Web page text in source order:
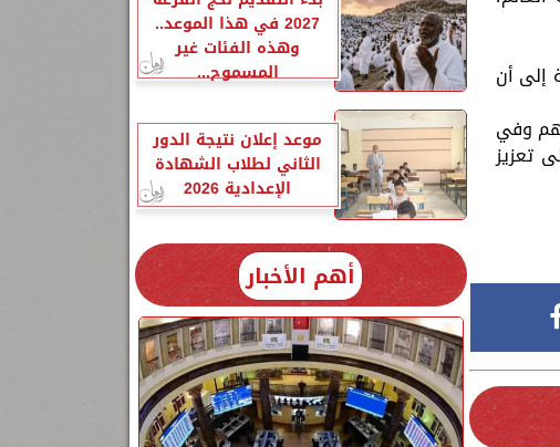
إلى أن
وفي
تعزيز
2027 في هذا الموعد..
وهذه الفئات غير
المسموح...
موعد إعلان نتيجة الدور
الثاني لطلاب الشهادة
الإعدادية 2026
أهم الأخبار